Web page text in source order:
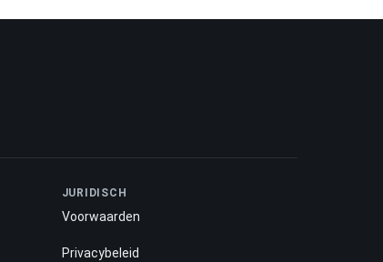
JURIDISCH
Voorwaarden
Privacybeleid